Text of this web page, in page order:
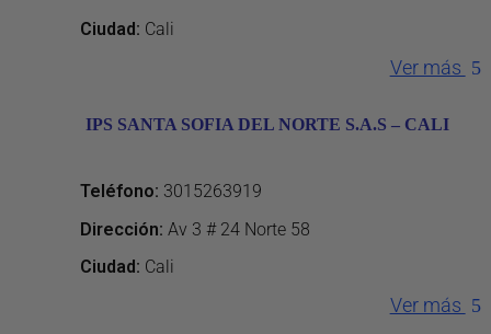
Ciudad: Cali
Ver más
IPS SANTA SOFIA DEL NORTE S.A.S – CALI
Teléfono: 3015263919
Dirección: Av 3 # 24 Norte 58
Ciudad: Cali
Ver más